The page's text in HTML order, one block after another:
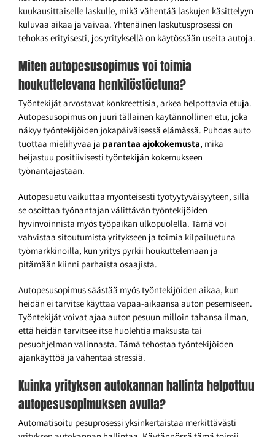
kuukausittaiselle laskulle, mikä vähentää laskujen käsittelyyn
kuluvaa aikaa ja vaivaa. Yhtenäinen laskutusprosessi on
tehokas erityisesti, jos yrityksellä on käytössään useita autoja.
Miten autopesusopimus voi toimia
houkuttelevana henkilöstöetuna?
Työntekijät arvostavat konkreettisia, arkea helpottavia etuja.
Autopesusopimus on juuri tällainen käytännöllinen etu, joka
näkyy työntekijöiden jokapäiväisessä elämässä. Puhdas auto
tuottaa mielihyvää ja parantaa ajokokemusta, mikä
heijastuu positiivisesti työntekijän kokemukseen
työnantajastaan.
Autopesuetu vaikuttaa myönteisesti työtyytyväisyyteen, sillä
se osoittaa työnantajan välittävän työntekijöiden
hyvinvoinnista myös työpaikan ulkopuolella. Tämä voi
vahvistaa sitoutumista yritykseen ja toimia kilpailuetuna
työmarkkinoilla, kun yritys pyrkii houkuttelemaan ja
pitämään kiinni parhaista osaajista.
Autopesusopimus säästää myös työntekijöiden aikaa, kun
heidän ei tarvitse käyttää vapaa-aikaansa auton pesemiseen.
Työntekijät voivat ajaa auton pesuun milloin tahansa ilman,
että heidän tarvitsee itse huolehtia maksusta tai
pesuohjelman valinnasta. Tämä tehostaa työntekijöiden
ajankäyttöä ja vähentää stressiä.
Kuinka yrityksen autokannan hallinta helpottuu
autopesusopimuksen avulla?
Automatisoitu pesuprosessi yksinkertaistaa merkittävästi